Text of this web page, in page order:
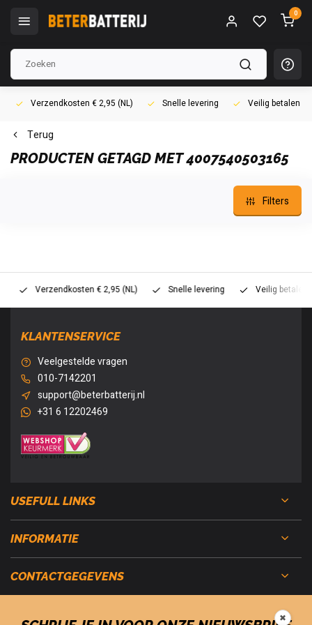
0
Verzendkosten € 2,95 (NL) Snelle levering Veilig betalen
Terug
PRODUCTEN GETAGD MET 4007540503165
Filters
Verzendkosten € 2,95 (NL) Snelle levering Veilig betalen
KLANTENSERVICE
Veelgestelde vragen
010-7142201
support@beterbatterij.nl
+31 6 12202469
USEFULL LINKS
INFORMATIE
CONTACTGEGEVENS
✖